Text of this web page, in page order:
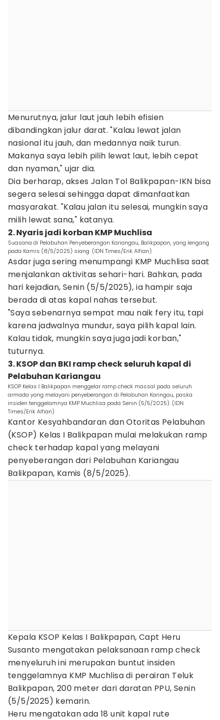
Menurutnya, jalur laut jauh lebih efisien
dibandingkan jalur darat. "Kalau lewat jalan
nasional itu jauh, dan medannya naik turun.
Makanya saya lebih pilih lewat laut, lebih cepat
dan nyaman," ujar dia.
Dia berharap, akses Jalan Tol Balikpapan-IKN bisa
segera selesai sehingga dapat dimanfaatkan
masyarakat. "Kalau jalan itu selesai, mungkin saya
milih lewat sana," katanya.
2. Nyaris jadi korban KMP Muchlisa
Suasana di Pelabuhan Penyeberangan Kariangau, Balikpapan, yang lengang
pada Kamis (8/5/2025) siang. (IDN Times/Erik Alfian)
Asdar juga sering menumpangi KMP Muchlisa saat
menjalankan aktivitas sehari-hari. Bahkan, pada
hari kejadian, Senin (5/5/2025), ia hampir saja
berada di atas kapal nahas tersebut.
"Saya sebenarnya sempat mau naik fery itu, tapi
karena jadwalnya mundur, saya pilih kapal lain.
Kalau tidak, mungkin saya juga jadi korban,"
tuturnya.
3. KSOP dan BKI ramp check seluruh kapal di
Pelabuhan Kariangau
KSOP Kelas I Balikpapan menggelar ramp check massal pada seluruh
armada yang melayani penyeberangan di Pelabuhan Karingau, paska
insiden tenggelamnya KMP Muchlisa pada Senin (5/5/2025). (IDN
Times/Erik Alfian)
Kantor Kesyahbandaran dan Otoritas Pelabuhan
(KSOP) Kelas I Balikpapan mulai melakukan ramp
check terhadap kapal yang melayani
penyeberangan dari Pelabuhan Kariangau
Balikpapan, Kamis (8/5/2025).
Kepala KSOP Kelas I Balikpapan, Capt Heru
Susanto mengatakan pelaksanaan ramp check
menyeluruh ini merupakan buntut insiden
tenggelamnya KMP Muchlisa di perairan Teluk
Balikpapan, 200 meter dari daratan PPU, Senin
(5/5/2025) kemarin.
Heru mengatakan ada 18 unit kapal rute